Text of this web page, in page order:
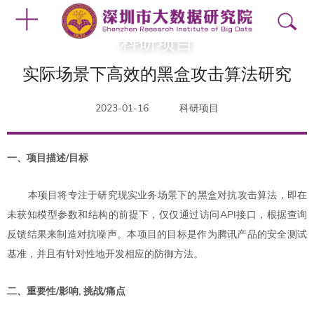
科研项目
实际场景下高效的黑盒攻击算法研究
2023-01-16 科研项目
一、项目描述/目标
本项目将专注于研究现实业务场景下的黑盒对抗攻击算法，即在
未获知模型参数和结构的前提下，仅仅通过访问API接口，根据查询
反馈结果来制造对抗噪声。本项目的目标是作为腾讯产品的安全测试
基准，并且有针对性地开发相应的防御方法。
二、重要性/影响, 挑战/痛点